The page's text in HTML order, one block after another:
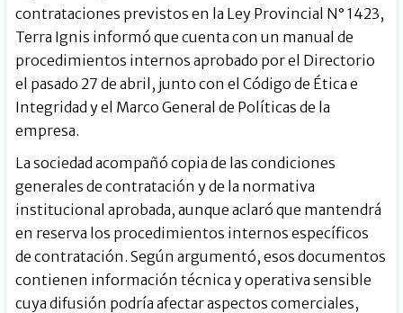
contrataciones previstos en la Ley Provincial N° 1423,
Terra Ignis informó que cuenta con un manual de
procedimientos internos aprobado por el Directorio
el pasado 27 de abril, junto con el Código de Ética e
Integridad y el Marco General de Políticas de la
empresa.
La sociedad acompañó copia de las condiciones
generales de contratación y de la normativa
institucional aprobada, aunque aclaró que mantendrá
en reserva los procedimientos internos específicos
de contratación. Según argumentó, esos documentos
contienen información técnica y operativa sensible
cuya difusión podría afectar aspectos comerciales,